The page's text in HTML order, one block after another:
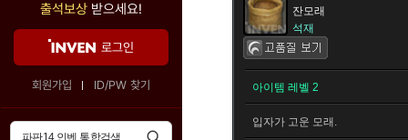
출석보상 받으세요!
로그인
회원가입 ID/PW 찾기
잔모래
석재
아이템 레벨 2
입자가 고운 모래.